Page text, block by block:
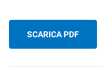
SCARICA PDF